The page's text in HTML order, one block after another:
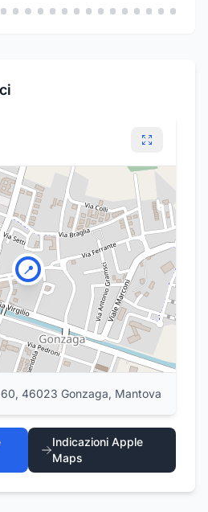
📍
46023 Gonzaga, Mantova
Indicazioni Apple
Maps